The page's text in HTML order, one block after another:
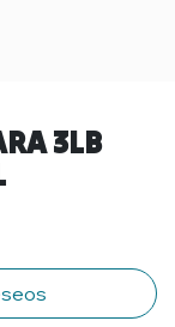
3LB